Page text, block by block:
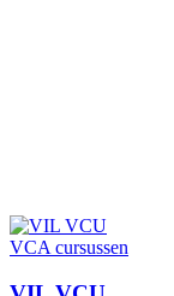
VCA cursussen